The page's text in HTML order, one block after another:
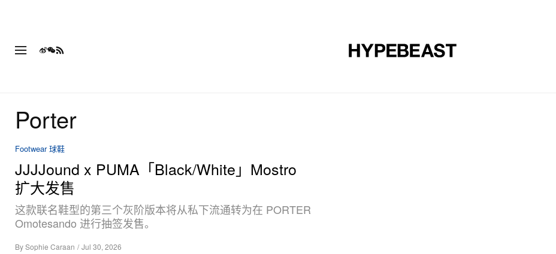
Porter
Footwear 球鞋
JJJJound x PUMA「Black/White」Mostro
扩大发售
这款联名鞋型的第三个灰阶版本将从私下流通转为在 PORTER
Omotesando 进行抽签发售。
BySophie Caraan / Jul 30, 2026